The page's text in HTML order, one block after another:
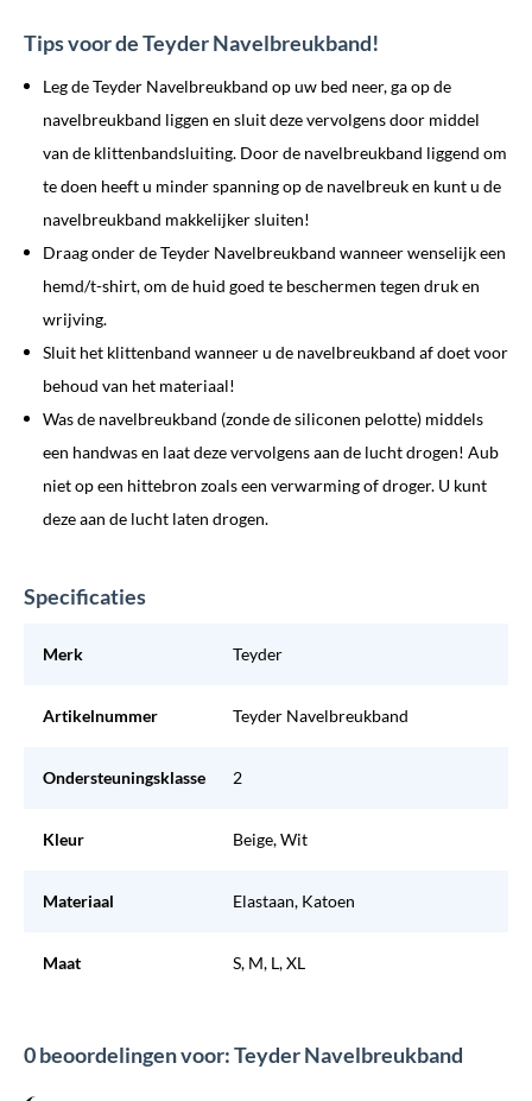
Tips voor de Teyder Navelbreukband!
Leg de Teyder Navelbreukband op uw bed neer, ga op de
navelbreukband liggen en sluit deze vervolgens door middel
van de klittenbandsluiting. Door de navelbreukband liggend om
te doen heeft u minder spanning op de navelbreuk en kunt u de
navelbreukband makkelijker sluiten!
Draag onder de Teyder Navelbreukband wanneer wenselijk een
hemd/t-shirt, om de huid goed te beschermen tegen druk en
wrijving.
Sluit het klittenband wanneer u de navelbreukband af doet voor
behoud van het materiaal!
Was de navelbreukband (zonde de siliconen pelotte) middels
een handwas en laat deze vervolgens aan de lucht drogen! Aub
niet op een hittebron zoals een verwarming of droger. U kunt
deze aan de lucht laten drogen.
Specificaties
Merk Teyder
Artikelnummer Teyder Navelbreukband
Ondersteuningsklasse 2
Kleur Beige, Wit
Materiaal Elastaan, Katoen
Maat S, M, L, XL
0 beoordelingen voor: Teyder Navelbreukband